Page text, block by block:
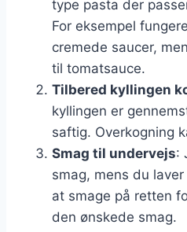
type pasta der
For eksempel
cremede saucer,
til tomatsauce.
Tilbered kyllingen
kyllingen er
saftig. Overkogning
Smag til undervejs:
smag, mens du
at smage på retten
den ønskede smag.